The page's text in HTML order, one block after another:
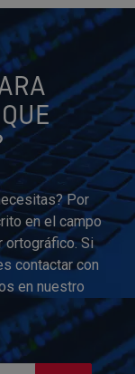
Por
en el campo
ortográfico. Si
contactar con
en nuestro